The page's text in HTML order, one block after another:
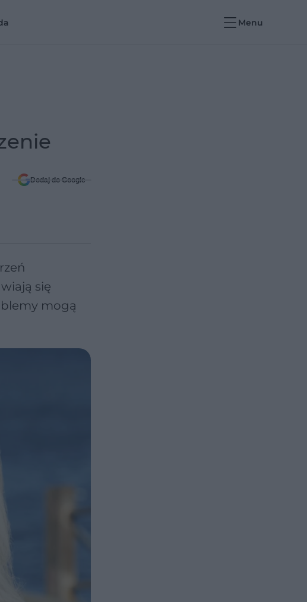
Menu
Dodaj do Google
się
mogą